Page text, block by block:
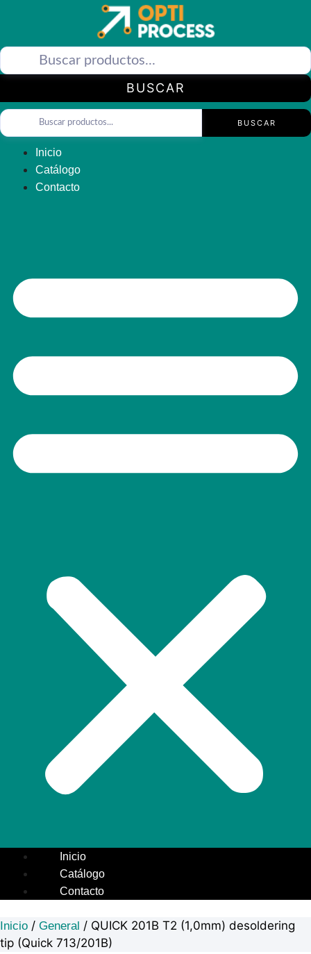
BUSCAR
BUSCAR
Inicio
Catálogo
Contacto
Inicio
Catálogo
Contacto
Inicio / General / QUICK 201B T2 (1,0mm) desoldering
tip (Quick 713/201B)